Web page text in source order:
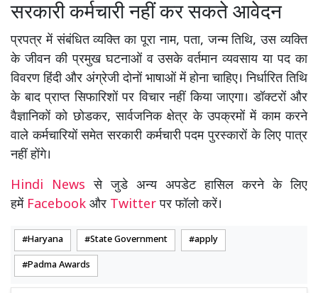
सरकारी कर्मचारी नहीं कर सकते आवेदन
प्रपत्र में संबंधित व्यक्ति का पूरा नाम, पता, जन्म तिथि, उस व्यक्ति
के जीवन की प्रमुख घटनाओं व उसके वर्तमान व्यवसाय या पद का
विवरण हिंदी और अंग्रेजी दोनों भाषाओं में होना चाहिए। निर्धारित तिथि
के बाद प्राप्त सिफारिशों पर विचार नहीं किया जाएगा। डॉक्टरों और
वैज्ञानिकों को छोडकर, सार्वजनिक क्षेत्र के उपक्रमों में काम करने
वाले कर्मचारियों समेत सरकारी कर्मचारी पदम पुरस्कारों के लिए पात्र
नहीं होंगे।
Hindi Newsसे जुडे अन्य अपडेट हासिल करने के लिए
हमें Facebook और Twitterपर फॉलो करें।
Haryana State Government apply
Padma Awards